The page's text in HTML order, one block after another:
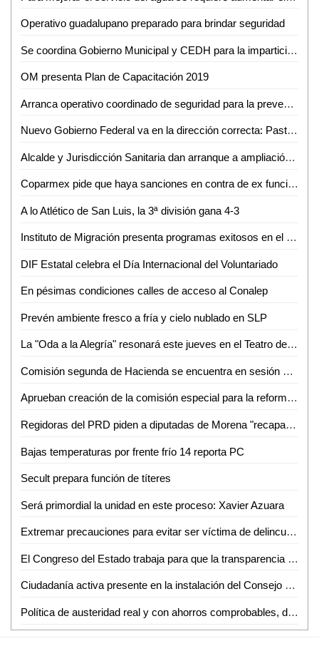
Operativo guadalupano preparado para brindar seguridad
Se coordina Gobierno Municipal y CEDH para la impartición del taller sobre Violencia de Género contra las Mujeres
OM presenta Plan de Capacitación 2019
Arranca operativo coordinado de seguridad para la prevención de delitos
Nuevo Gobierno Federal va en la dirección correcta: Pastor del Ángel
Alcalde y Jurisdicción Sanitaria dan arranque a ampliación de centro de salud en Nuevo Jomté
Coparmex pide que haya sanciones en contra de ex funcionarios de Interapas
A lo Atlético de San Luis, la 3ª división gana 4-3
Instituto de Migración presenta programas exitosos en el Congreso de la Unión
DIF Estatal celebra el Día Internacional del Voluntariado
En pésimas condiciones calles de acceso al Conalep
Prevén ambiente fresco a fría y cielo nublado en SLP
La "Oda a la Alegría" resonará este jueves en el Teatro de la Paz
Comisión segunda de Hacienda se encuentra en sesión permanente para el análisis de las leyes de ingresos de 29 municipios
Aprueban creación de la comisión especial para la reforma político-electoral del congreso del Estado
Regidoras del PRD piden a diputadas de Morena "recapacitar" y no aprobar aumento al agua
Bajas temperaturas por frente frío 14 reporta PC
Secult prepara función de títeres
Será primordial la unidad en este proceso: Xavier Azuara
Extremar precauciones para evitar ser víctima de delincuentes en esta temporada
El Congreso del Estado trabaja para que la transparencia no tenga obstaculos y llegue a todos los ciudadanos
Ciudadanía activa presente en la instalación del Consejo Municipal de Turismo
Política de austeridad real y con ahorros comprobables, dan resultados en Gobierno Municipal